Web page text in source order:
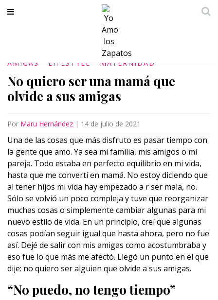
AMIGAS LIFESTYLE MATERNIDAD
No quiero ser una mamá que
olvide a sus amigas
Por Maru Hernández | 14 de julio de 2021
Una de las cosas que más disfruto es pasar tiempo con
la gente que amo. Ya sea mi familia, mis amigos o mi
pareja. Todo estaba en perfecto equilibrio en mi vida,
hasta que me convertí en mamá. No estoy diciendo que
al tener hijos mi vida hay empezado a r ser mala, no.
Sólo se volvió un poco compleja y tuve que reorganizar
muchas cosas o simplemente cambiar algunas para mi
nuevo estilo de vida. En un principio, creí que algunas
cosas podían seguir igual que hasta ahora, pero no fue
así. Dejé de salir con mis amigas como acostumbraba y
eso fue lo que más me afectó. Llegó un punto en el que
dije: no quiero ser alguien que olvide a sus amigas.
“No puedo, no tengo tiempo”